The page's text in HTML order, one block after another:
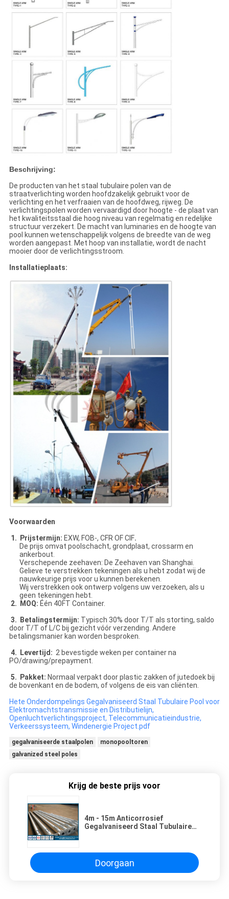
Beschrijving:
De producten van het staal tubulaire polen van de
straatverlichting worden hoofdzakelijk gebruikt voor de
verlichting en het verfraaien van de hoofdweg, rijweg. De
verlichtingspolen worden vervaardigd door hoogte - de plaat van
het kwaliteitsstaal die hoog niveau van regelmatig en redelijke
structuur verzekert. De macht van luminaries en de hoogte van
pool kunnen wetenschappelijk volgens de breedte van de weg
worden aangepast. Met hoop van installatie, wordt de nacht
mooier door de verlichtingsstroom.
Installatieplaats:
Voorwaarden
1. Prijstermijn: EXW, FOB-, CFR OF CIF.
De prijs omvat poolschacht, grondplaat, crossarm en
ankerbout.
Verschepende zeehaven: De Zeehaven van Shanghai.
Gelieve te verstrekken tekeningen als u hebt zodat wij de
nauwkeurige prijs voor u kunnen berekenen.
Wij verstrekken ook ontwerp volgens uw verzoeken, als u
geen tekeningen hebt.
2. MOQ: Één 40FT Container.
3. Betalingstermijn: Typisch 30% door T/T als storting, saldo
door T/T of L/C bij gezicht vóór verzending. Andere
betalingsmanier kan worden besproken.
4. Levertijd: 2 bevestigde weken per container na
PO/drawing/prepayment.
5. Pakket: Normaal verpakt door plastic zakken of jutedoek bij
de bovenkant en de bodem, of volgens de eis van cliënten.
Hete Onderdompelings Gegalvaniseerd Staal Tubulaire Pool voor
Elektromachtstransmissie en Distributielijn,
Openluchtverlichtingsproject, Telecommunicatieindustrie,
Verkeerssysteem, Windenergie Project.pdf
gegalvaniseerde staalpolen
monopooltoren
galvanized steel poles
Krijg de beste prijs voor
4m - 15m Anticorrosief
Gegalvaniseerd Staal Tubulaire
Doorgaan